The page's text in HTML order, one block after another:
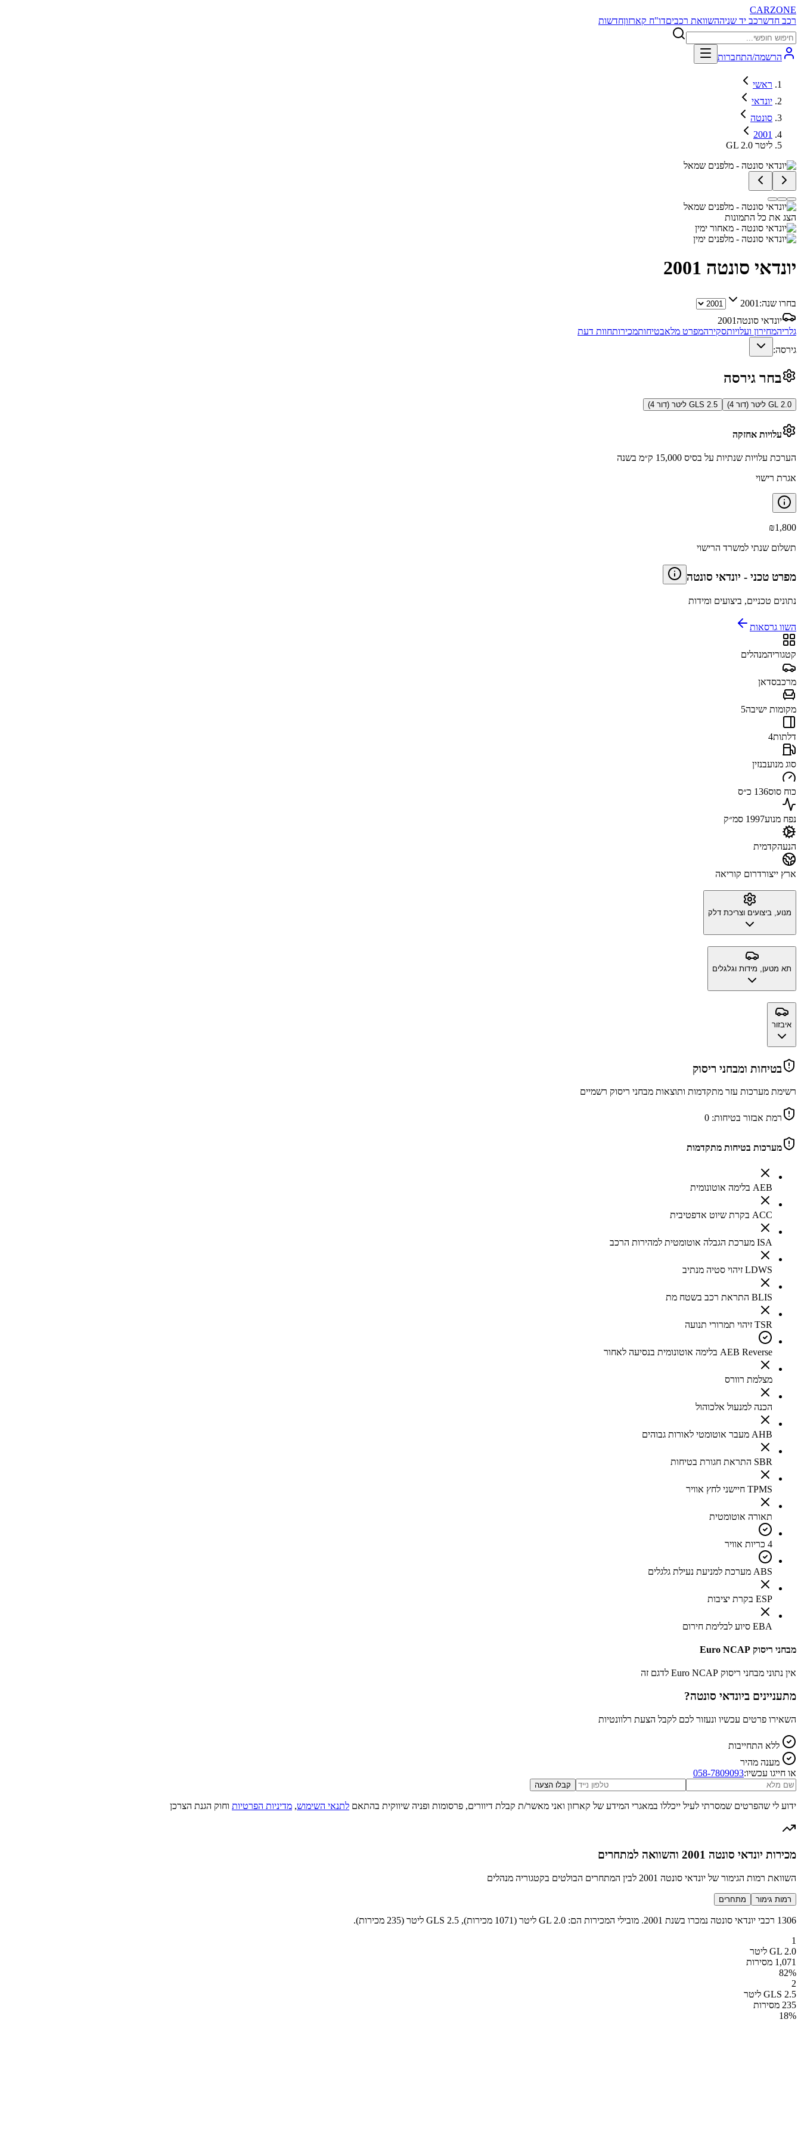
CARZONE
רכב חדשרכב יד שניההשוואת רכביםדו"ח קארזוןחדשות
הרשמה/התחברות
ראשי
יונדאי
סונטה
2001
GL 2.0 ליטר
הצג את כל התמונות
יונדאי סונטה 2001
בחרו שנה: 2001
יונדאי סונטה2001
גלריהמחירון ועלויותסקירהמפרט מלאבטיחותמכירותחוות דעת
גירסה:
בחר גירסה
GL 2.0 ליטר (דור 4) GLS 2.5 ליטר (דור 4)
עלויות אחזקה
הערכת עלויות שנתיות על בסיס 15,000 ק״מ בשנה
אגרת רישוי
₪1,800
תשלום שנתי למשרד הרישוי
מפרט טכני - יונדאי סונטה
נתונים טכניים, ביצועים ומידות
השוו גרסאות
קטגוריהמנהלים
מרכבסדאן
מקומות ישיבה5
דלתות4
סוג מנועבנזין
כוח סוס136 כ״ס
נפח מנוע1997 סמ״ק
הנעהקדמית
ארץ ייצורדרום קוריאה
מנוע, ביצועים וצריכת דלק
תא מטען, מידות וגלגלים
איבזור
בטיחות ומבחני ריסוק
רשימת מערכות עזר מתקדמות ותוצאות מבחני ריסוק רשמיים
רמת אבזור בטיחות: 0
מערכות בטיחות מתקדמות
AEB בלימה אוטונומית
ACC בקרת שיוט אדפטיבית
ISA מערכת הגבלה אוטומטית למהירות הרכב
LDWS זיהוי סטיה מנתיב
BLIS התראת רכב בשטח מת
TSR זיהוי תמרורי תנועה
AEB Reverse בלימה אוטונומית בנסיעה לאחור
מצלמת רוורס
הכנה למנעול אלכוהול
AHB מעבר אוטומטי לאורות גבוהים
SBR התראת חגורת בטיחות
TPMS חיישני לחץ אוויר
תאורה אוטומטית
4 כריות אוויר
ABS מערכת למניעת נעילת גלגלים
ESP בקרת יציבות
EBA סיוע לבלימת חירום
מבחני ריסוק Euro NCAP
אין נתוני מבחני ריסוק Euro NCAP לדגם זה
מתעניינים ביונדאי סונטה?
השאירו פרטים עכשיו ונעזור לכם לקבל הצעת רלוונטיות
ללא התחייבות
מענה מהיר
או חייגו עכשיו:058-7809093
קבלו הצעה
ידוע לי שהפרטים שמסרתי לעיל ייכללו במאגרי המידע של קארזון ואני מאשר/ת קבלת דיוורים, פרסומות ופניה שיווקית בהתאם לתנאי השימוש, מדיניות הפרטיות וחוק הגנת הצרכן
מכירות יונדאי סונטה 2001 והשוואה למתחרים
השוואת רמות הגימור של יונדאי סונטה 2001 לבין המתחרים הבולטים בקטגוריה מנהלים
רמות גימור מתחרים
1306 רכבי יונדאי סונטה נמכרו בשנת 2001. מובילי המכירות הם: GL 2.0 ליטר (1071 מכירות), GLS 2.5 ליטר (235 מכירות).
1
GL 2.0 ליטר
1,071 מסירות
82%
2
GLS 2.5 ליטר
235 מסירות
18%